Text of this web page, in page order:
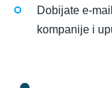
Dobijate e-
kompanije i